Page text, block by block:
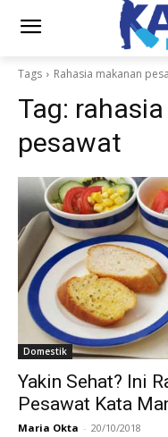
Tags Rahasia makanan
Tag:
pesawat
Domestik
Yakin Sehat? Ini
Pesawat Kata
Maria Okta - 20/10/2018